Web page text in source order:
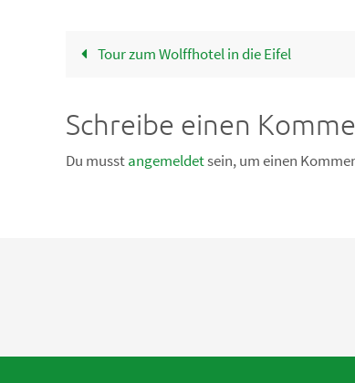
Tour zum Wolffhotel in die Eifel
Schreibe einen
Du musstangemeldetsein, um einen